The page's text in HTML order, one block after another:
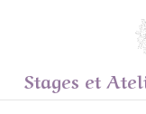
Stages et